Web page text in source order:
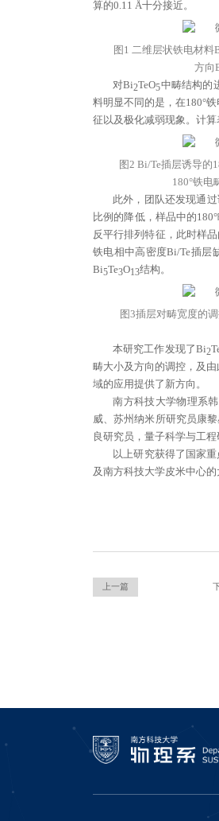
算的0.11 Å十分接近。
图1 二维层状铁电材料
方向
对Bi2TeO5中畴结构的
料明显不同的是，在180°
征以及极化减弱现象。计
图2 Bi/Te插层诱导的
180°铁电
此外，团队还发现通
比例的降低，样品中的
反平行排列特征，此时样
铁电相中高密度Bi/Te插层
Bi5Te3O13结构。
图3插层对畴宽度的
本研究工作发现了Bi2
畴大小及方向的调控，及
域的应用提供了新方向。
南方科技大学物理系
威、苏州纳米所研究员康
良研究员，量子科学与工
以上研究获得了国家
及南方科技大学皮米中心的
上一篇